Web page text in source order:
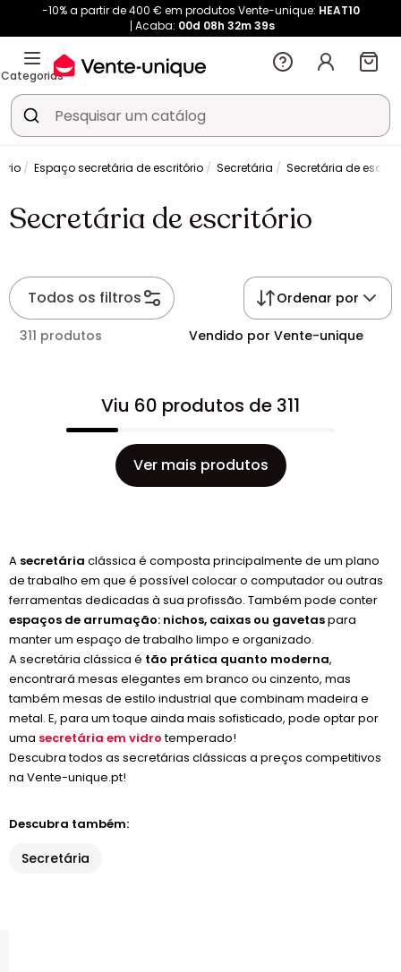
-10% a partir de 400 € em produtos Vente-unique: HEAT10
Acaba: 00d 08h 32m 38s
Categorias
Espaço secretária de escritório Secretária Secretária de
Secretária de escritório
Todos os filtros Ordenar por
311 produtos Vendido por Vente-unique
Viu 60 produtos de 311
Ver mais produtos
A secretária clássica é composta principalmente de um plano
de trabalho em que é possível colocar o computador ou outras
ferramentas dedicadas à sua profissão. Também pode conter
espaços de arrumação: nichos, caixas ou gavetaspara
manter um espaço de trabalho limpo e organizado.
A secretária clássica é tão prática quanto moderna,
encontrará mesas elegantes em branco ou cinzento, mas
também mesas de estilo industrial que combinam madeira e
metal. E, para um toque ainda mais sofisticado, pode optar por
uma secretária em vidrotemperado!
Descubra todos as secretárias clássicas a preços competitivos
na Vente-unique.pt!
Descubra também:
Secretária